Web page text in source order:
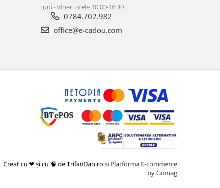
Luni - Vineri orele 10.00-16.30
0784.702.982
office@e-cadou.com
Creat cu ❤ și cu 🧠 de TrifanDan.ro si Platforma E-commerce
by Gomag